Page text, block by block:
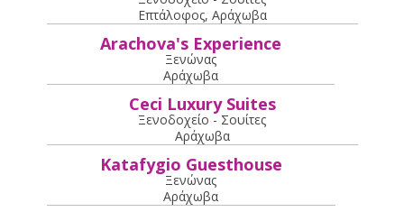
Επτάλοφος, Αράχωβα
Arachova's Experience
Ξενώνας
Αράχωβα
Ceci Luxury Suites
Ξενοδοχείο - Σουίτες
Αράχωβα
Katafygio Guesthouse
Ξενώνας
Αράχωβα